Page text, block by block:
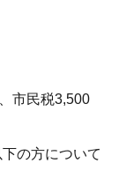
市民税3,500
の方について